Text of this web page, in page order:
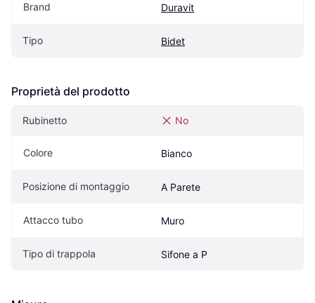
Brand Duravit
Tipo Bidet
Proprietà del prodotto
Rubinetto No
Colore Bianco
Posizione di montaggio A Parete
Attacco tubo Muro
Tipo di trappola Sifone a P